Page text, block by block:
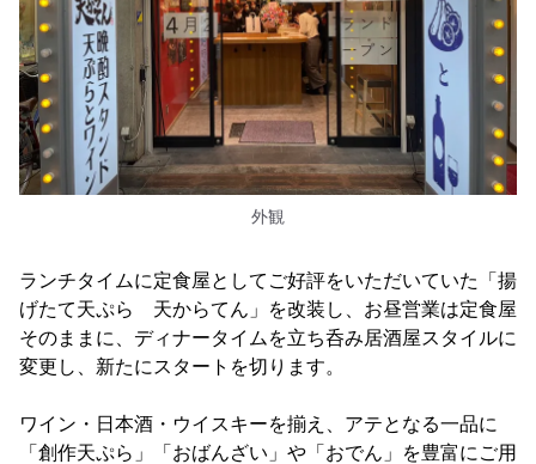
外観
ランチタイムに定食屋としてご好評をいただいていた「揚
げたて天ぷら 天からてん」を改装し、お昼営業は定食屋
そのままに、ディナータイムを立ち呑み居酒屋スタイルに
変更し、新たにスタートを切ります。
ワイン・日本酒・ウイスキーを揃え、アテとなる一品に
「創作天ぷら」「おばんざい」や「おでん」を豊富にご用